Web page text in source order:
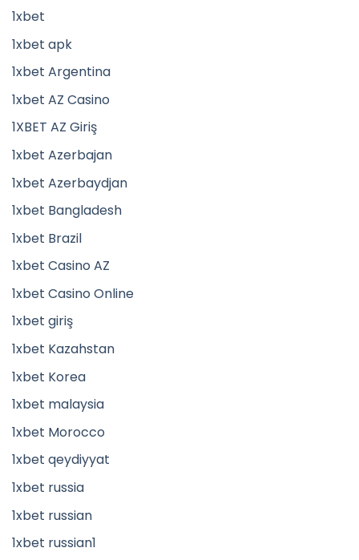
1xbet
1xbet apk
1xbet Argentina
1xbet AZ Casino
1XBET AZ Giriş
1xbet Azerbajan
1xbet Azerbaydjan
1xbet Bangladesh
1xbet Brazil
1xbet Casino AZ
1xbet Casino Online
1xbet giriş
1xbet Kazahstan
1xbet Korea
1xbet malaysia
1xbet Morocco
1xbet qeydiyyat
1xbet russia
1xbet russian
1xbet russian1